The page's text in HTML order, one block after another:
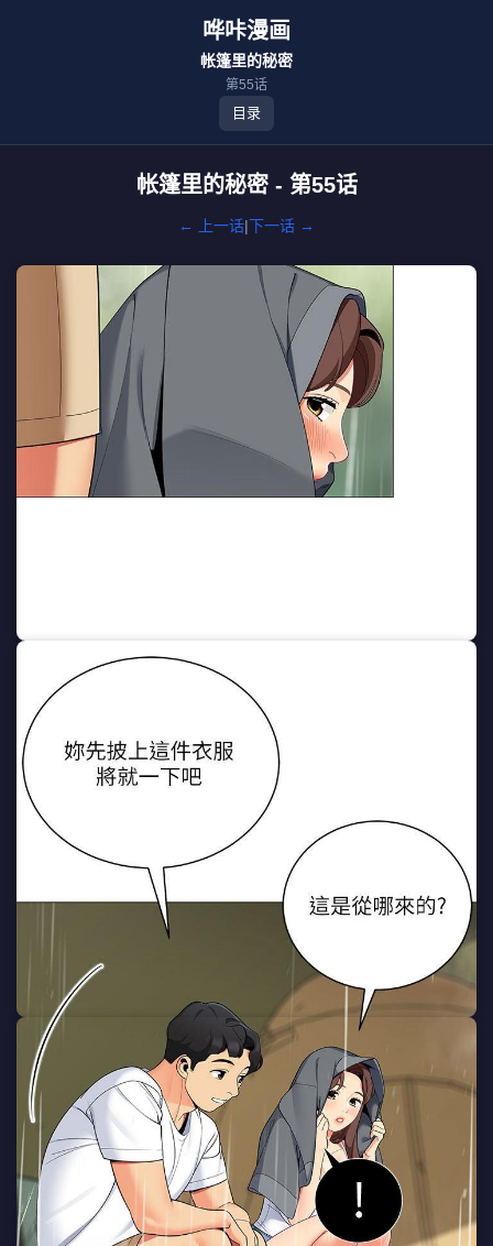
哗咔漫画
帐篷里的秘密
第55话
目录
帐篷里的秘密 - 第55话
← 上一话|下一话 →